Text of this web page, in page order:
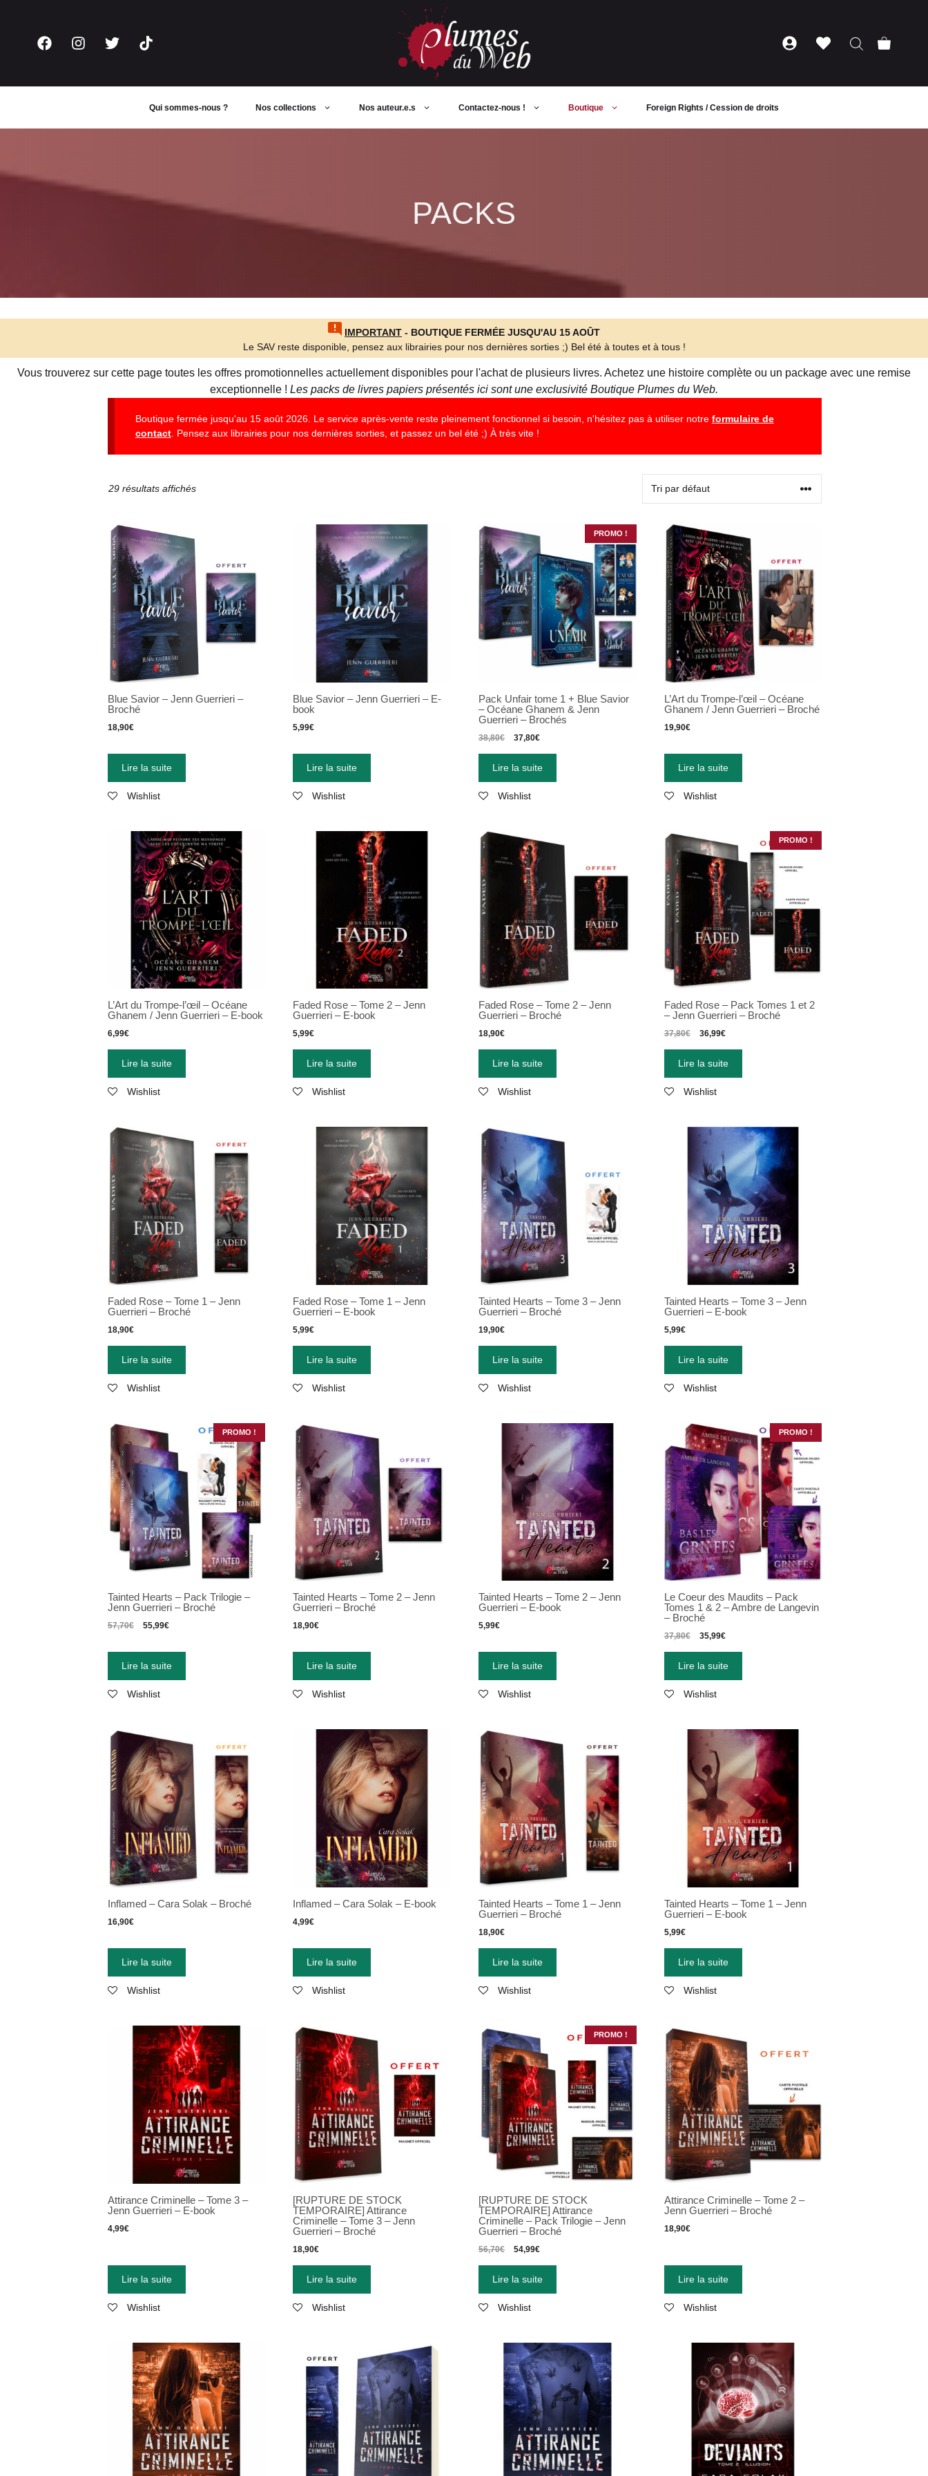
Qui sommes-nous ? Nos collections Nos auteur.e.s Contactez-nous ! Boutique Foreign Rights / Cession de droits
PACKS
IMPORTANT - BOUTIQUE FERMÉE JUSQU'AU 15 AOÛT
Le SAV reste disponible, pensez aux librairies pour nos dernières sorties ;) Bel été à toutes et à tous !
Vous trouverez sur cette page toutes les offres promotionnelles actuellement disponibles pour l'achat de plusieurs livres. Achetez une histoire complète ou un package avec une remise
exceptionnelle ! Les packs de livres papiers présentés ici sont une exclusivité Boutique Plumes du Web.
Boutique fermée jusqu'au 15 août 2026. Le service après-vente reste pleinement fonctionnel si besoin, n'hésitez pas à utiliser notre formulaire de
contact. Pensez aux librairies pour nos dernières sorties, et passez un bel été ;) À très vite !
29 résultats affichés
Blue Savior – Jenn Guerrieri –
Broché
18,90€
Lire la suite
Wishlist
Blue Savior – Jenn Guerrieri – E-
book
5,99€
Lire la suite
Wishlist
PROMO !
Pack Unfair tome 1 + Blue Savior
– Océane Ghanem & Jenn
Guerrieri – Brochés
38,80€ 37,80€
Lire la suite
Wishlist
L’Art du Trompe-l’œil – Océane
Ghanem / Jenn Guerrieri – Broché
19,90€
Lire la suite
Wishlist
L’Art du Trompe-l’œil – Océane
Ghanem / Jenn Guerrieri – E-book
6,99€
Lire la suite
Wishlist
Faded Rose – Tome 2 – Jenn
Guerrieri – E-book
5,99€
Lire la suite
Wishlist
Faded Rose – Tome 2 – Jenn
Guerrieri – Broché
18,90€
Lire la suite
Wishlist
PROMO !
Faded Rose – Pack Tomes 1 et 2
– Jenn Guerrieri – Broché
37,80€ 36,99€
Lire la suite
Wishlist
Faded Rose – Tome 1 – Jenn
Guerrieri – Broché
18,90€
Lire la suite
Wishlist
Faded Rose – Tome 1 – Jenn
Guerrieri – E-book
5,99€
Lire la suite
Wishlist
Tainted Hearts – Tome 3 – Jenn
Guerrieri – Broché
19,90€
Lire la suite
Wishlist
Tainted Hearts – Tome 3 – Jenn
Guerrieri – E-book
5,99€
Lire la suite
Wishlist
PROMO !
Tainted Hearts – Pack Trilogie –
Jenn Guerrieri – Broché
57,70€ 55,99€
Lire la suite
Wishlist
Tainted Hearts – Tome 2 – Jenn
Guerrieri – Broché
18,90€
Lire la suite
Wishlist
Tainted Hearts – Tome 2 – Jenn
Guerrieri – E-book
5,99€
Lire la suite
Wishlist
PROMO !
Le Coeur des Maudits – Pack
Tomes 1 & 2 – Ambre de Langevin
– Broché
37,80€ 35,99€
Lire la suite
Wishlist
Inflamed – Cara Solak – Broché
16,90€
Lire la suite
Wishlist
Inflamed – Cara Solak – E-book
4,99€
Lire la suite
Wishlist
Tainted Hearts – Tome 1 – Jenn
Guerrieri – Broché
18,90€
Lire la suite
Wishlist
Tainted Hearts – Tome 1 – Jenn
Guerrieri – E-book
5,99€
Lire la suite
Wishlist
Attirance Criminelle – Tome 3 –
Jenn Guerrieri – E-book
4,99€
Lire la suite
Wishlist
[RUPTURE DE STOCK
TEMPORAIRE] Attirance
Criminelle – Tome 3 – Jenn
Guerrieri – Broché
18,90€
Lire la suite
Wishlist
PROMO !
[RUPTURE DE STOCK
TEMPORAIRE] Attirance
Criminelle – Pack Trilogie – Jenn
Guerrieri – Broché
56,70€ 54,99€
Lire la suite
Wishlist
Attirance Criminelle – Tome 2 –
Jenn Guerrieri – Broché
18,90€
Lire la suite
Wishlist